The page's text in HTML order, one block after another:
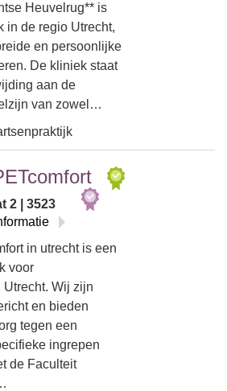
Heuvelrug** is
in de regio Utrecht,
en persoonlijke
De kliniek staat
aan de
van zowel…
2 | 3523
in utrecht is een
voor
Wij zijn
en bieden
tegen een
ingrepen
de Faculteit